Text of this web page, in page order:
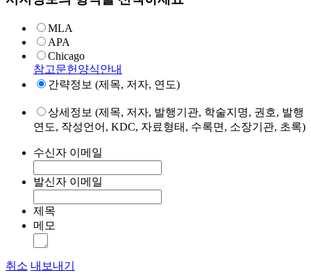
MLA
APA
Chicago
참고문헌양식안내
간략정보 (제목, 저자, 연도)
상세정보 (제목, 저자, 발행기관, 학술지명, 권호, 발행
연도, 작성언어, KDC, 자료형태, 수록면, 소장기관, 초록)
수신자 이메일
발신자 이메일
제목
메모
취소 내보내기